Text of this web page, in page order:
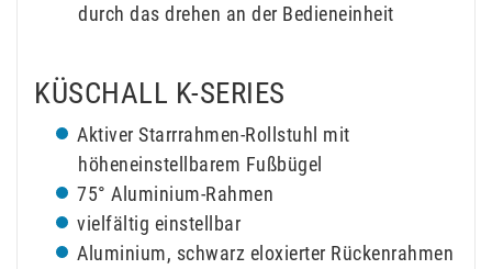
durch das drehen an der Bedieneinheit
KÜSCHALL K-SERIES
Aktiver Starrrahmen-Rollstuhl mit
höheneinstellbarem Fußbügel
75° Aluminium-Rahmen
vielfältig einstellbar
Aluminium, schwarz eloxierter Rückenrahmen